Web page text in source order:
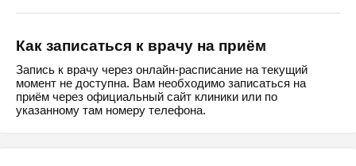
Как записаться к врачу на приём
Запись к врачу через онлайн-расписание на текущий
момент не доступна. Вам необходимо записаться на
приём через официальный сайт клиники или по
указанному там номеру телефона.